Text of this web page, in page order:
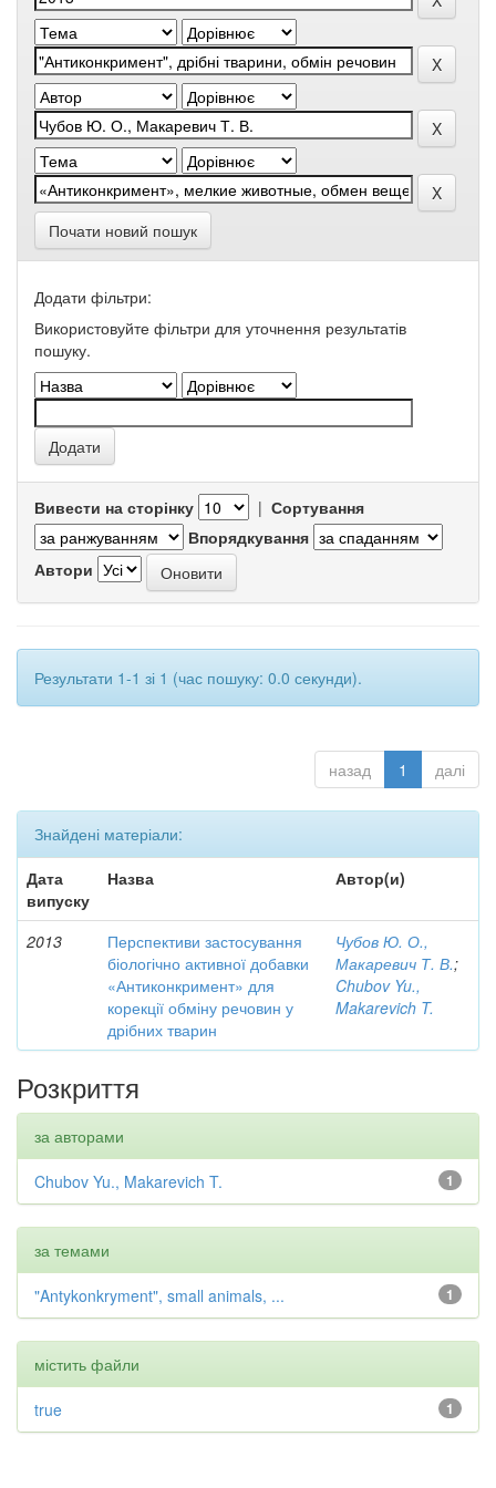
Почати новий пошук
Додати фільтри:
Використовуйте фільтри для уточнення результатів
пошуку.
Вивести на сторінку | Сортування
Впорядкування
Автори
Результати 1-1 зі 1 (час пошуку: 0.0 секунди).
назад 1 далі
Знайдені матеріали:
Дата
випуску
Назва Автор(и)
2013
Перспективи застосування
біологічно активної добавки
«Антиконкримент» для
корекції обміну речовин у
дрібних тварин
Чубов Ю. О.,
Макаревич Т. В.;
Chubov Yu.,
Makarevich T.
Розкриття
за авторами
1
Chubov Yu., Makarevich T.
за темами
1
"Antykonkryment", small animals, ...
містить файли
1
true